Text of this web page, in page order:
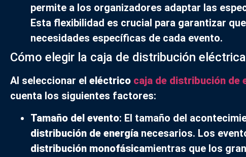
permite a los organizadores adaptar las
Esta flexibilidad es crucial para garantizar
necesidades específicas de cada evento.
Cómo elegir la caja de distribución
Al seleccionar el eléctrico caja de distribución de
cuenta los siguientes factores:
Tamaño del evento: El tamaño del
distribución de energía necesarios. Los
distribución monofásicamientras que los